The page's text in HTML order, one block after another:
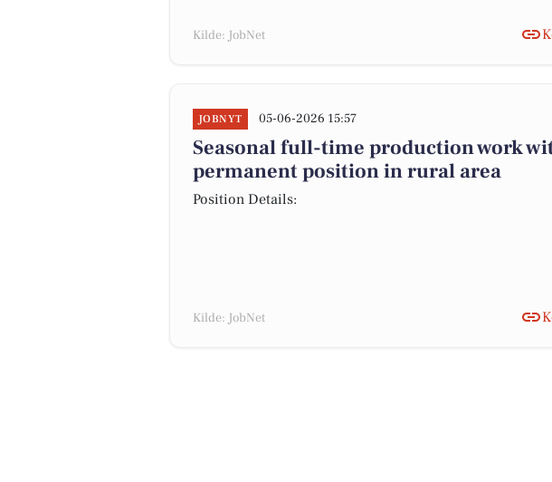
Kilde: JobNet
JOBNYT 05-06-2026 15:57
Seasonal full-time production work
permanent position in rural area
Position Details:
Kilde: JobNet